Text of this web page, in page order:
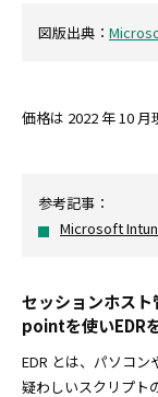
図版出典：
価格は 2022 年 10 月
参考記事：
Microsoft
セッションホス
pointを使いEDR
EDR とは、パソコン
疑わしいスクリプト